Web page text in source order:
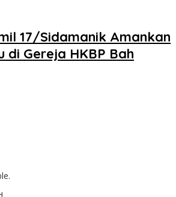
17/Sidamanik Amankan
di Gereja HKBP Bah